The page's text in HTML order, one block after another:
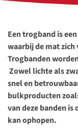
Een trogband is
waarbij de mat
Trogbanden
Zowel lichte als
snel en
bulkproducten
van deze banden
kan ophopen.